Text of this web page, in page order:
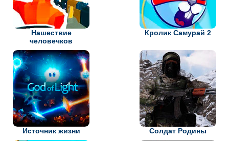
Нашествие
человечков
Кролик Самурай 2
Источник жизни Солдат Родины